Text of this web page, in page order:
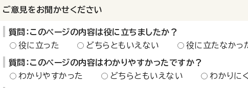
ご意見をお聞かせください
質問：このページの内容は役に立ちましたか？
役に立った
どちらともいえない 役に立たなかっ
質問：このページの内容はわかりやすかったですか？
わかりやすかった
どちらともいえない わかりに